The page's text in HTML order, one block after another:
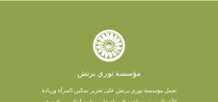
مؤسسة توري برتش
تعمل مؤسسة توري برتش على تعزيز تمكين المرأة وريادة